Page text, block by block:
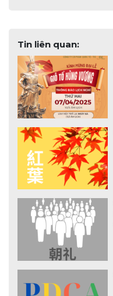
Tin liên quan: